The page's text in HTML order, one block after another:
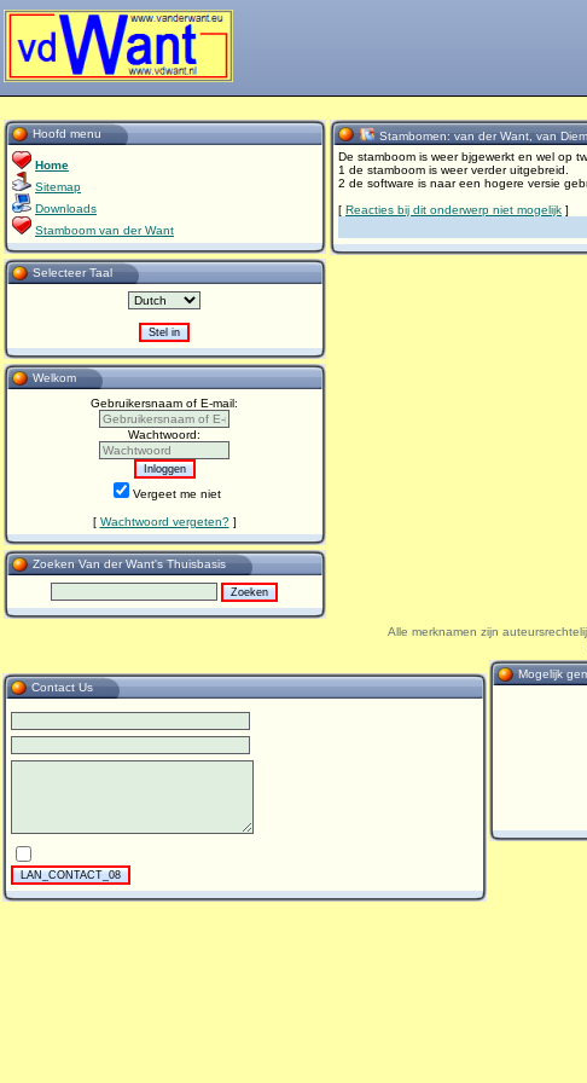
Hoofd menu
Home
Sitemap
Downloads
Stamboom van der Want
Selecteer Taal
Stel in
Welkom
Gebruikersnaam of E-mail:
Gebruikersnaam
of
E-
mail:
Wachtwoord:
Wachtwoord
Vergeet me niet
[ Wachtwoord vergeten?]
Zoeken Van der Want's Thuisbasis
Stambomen: van der Want, van
De stamboom is weer bjgewerkt en wel op
1 de stamboom is weer verder uitgebreid.
2 de software is naar een hogere versie
[ Reacties bij dit onderwerp niet mogelijk ]
Alle merknamen zijn
Contact Us
Mogelijk